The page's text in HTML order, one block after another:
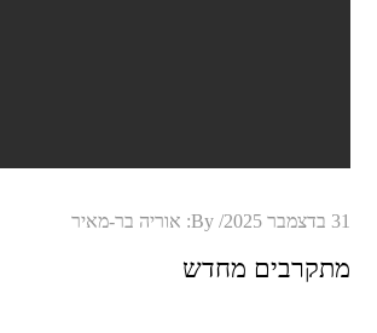
Posted
31 בדצמבר 2025 By: אוריה בר-מאיר
מתקרבים מחדש